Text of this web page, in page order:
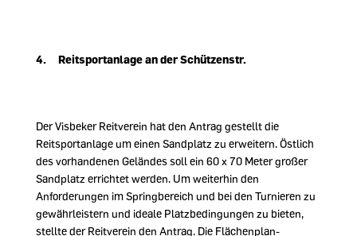
4. Reitsportanlage an der Schützenstr.
Der Visbeker Reitverein hat den Antrag gestellt die
Reitsportanlage um einen Sandplatz zu erweitern. Östlich
des vorhandenen Geländes soll ein 60 x 70 Meter großer
Sandplatz errichtet werden. Um weiterhin den
Anforderungen im Springbereich und bei den Turnieren zu
gewährleistern und ideale Platzbedingungen zu bieten,
stellte der Reitverein den Antrag. Die Flächenplan-